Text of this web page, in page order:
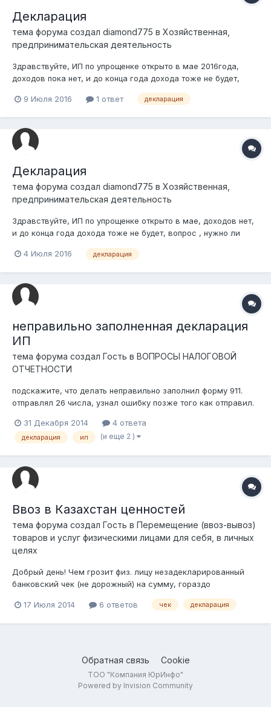
Декларация
тема форума создал diamond775 в Хозяйственная,
предпринимательская деятельность
Здравствуйте, ИП по упрощенке открыто в мае 2016года,
доходов пока нет, и до конца года дохода тоже не будет,
9 Июля 2016
1 ответ декларация
Декларация
тема форума создал diamond775 в Хозяйственная,
предпринимательская деятельность
Здравствуйте, ИП по упрощенке открыто в мае, доходов нет,
и до конца года дохода тоже не будет, вопрос , нужно ли
нет?4 Июля 2016 декларация
неправильно заполненная декларация
ИП
тема форума создал Гость в ВОПРОСЫ НАЛОГОВОЙ
ОТЧЕТНОСТИ
подскажите, что делать неправильно заполнил форму 911.
отправлял 26 числа, узнал ошибку позже того как отправил.
число и до сих пор стоит статус "принята" что в данном
случае делать? самому отзывать? "дополнительную"
31 Декабря 2014 4 ответа
декларация ип (и еще 2 )
Ввоз в Казахстан ценностей
тема форума создал Гость в Перемещение (ввоз-вывоз)
товаров и услуг физическими лицами для себя, в личных
целях
Добрый день! Чем грозит физ. лицу незадекларированный
банковский чек (не дорожный) на сумму, гораздо
такой чек на инкассо. В законе о валютном контроле указано
17 Июля 2014 6 ответов чек декларация
Обратная связь Cookie
ТОО "Компания ЮрИнфо"
Powered by Invision Community